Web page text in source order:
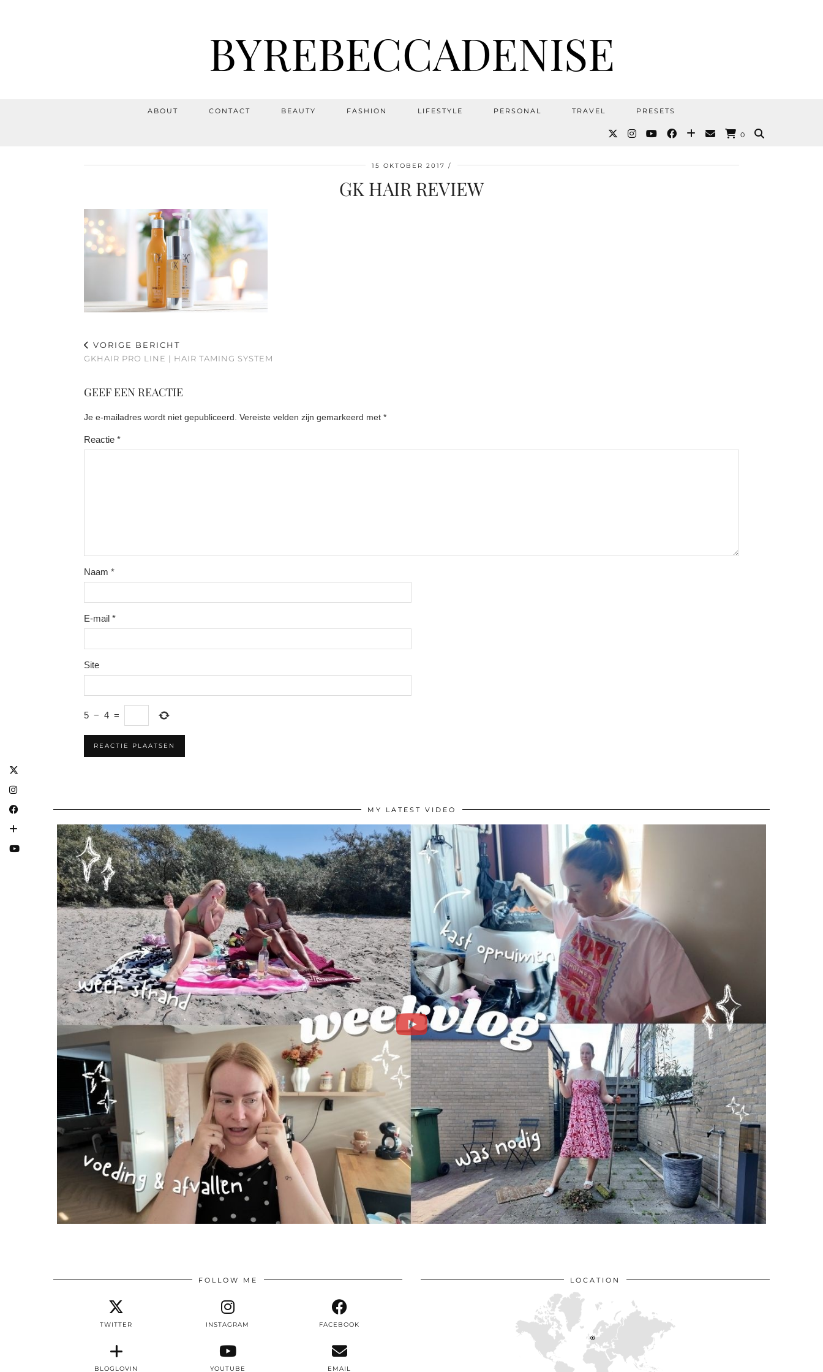
BYREBECCADENISE
ABOUT CONTACT BEAUTY FASHION LIFESTYLE PERSONAL TRAVEL PRESETS
0
15 OKTOBER 2017
GK HAIR REVIEW
VORIGE BERICHT
GKHAIR PRO LINE | HAIR TAMING SYSTEM
GEEF EEN REACTIE
Je e-mailadres wordt niet gepubliceerd. Vereiste velden zijn gemarkeerd met *
Reactie *
Naam *
E-mail *
Site
5 − 4 =
MY LATEST VIDEO
FOLLOW ME
TWITTER INSTAGRAM FACEBOOK
BLOGLOVIN YOUTUBE EMAIL
LOCATION